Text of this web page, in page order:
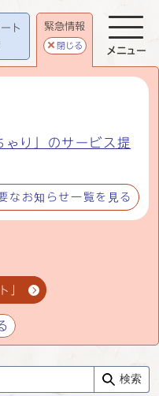
ト
緊急情報
閉じる
ゃり」のサービス提
なお知らせ一覧を見る
」
メニュー
検索